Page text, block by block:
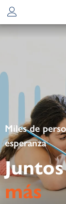
Miles de
esperanza
más